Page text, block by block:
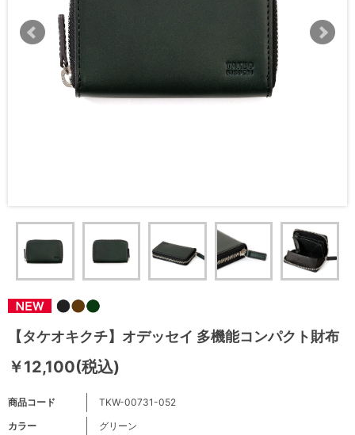
【タケオキクチ】オデッセイ 多機能コンパクト財布
￥12,100(税込)
商品コード
TKW-00731-052
カラー
グリーン